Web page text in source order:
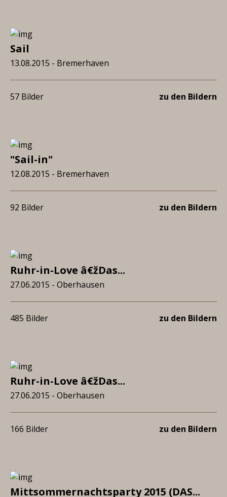
Sail
13.08.2015 - Bremerhaven
57 Bilder zu den Bildern
"Sail-in"
12.08.2015 - Bremerhaven
92 Bilder zu den Bildern
Ruhr-in-Love â€žDas...
27.06.2015 - Oberhausen
485 Bilder zu den Bildern
Ruhr-in-Love â€žDas...
27.06.2015 - Oberhausen
166 Bilder zu den Bildern
Mittsommernachtsparty 2015 (DAS...